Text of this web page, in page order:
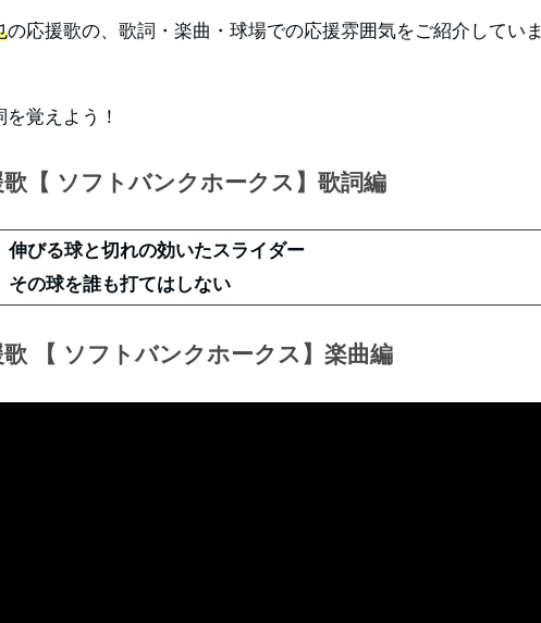
の応援歌の、歌詞・楽曲・球場での応援雰囲気をご紹介していま
覚えよう！
【 ソフトバンクホークス】歌詞編
伸びる球と切れの効いたスライダー
その球を誰も打てはしない
【 ソフトバンクホークス】楽曲編